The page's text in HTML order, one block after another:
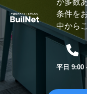
条件を
中から
平日 9:00